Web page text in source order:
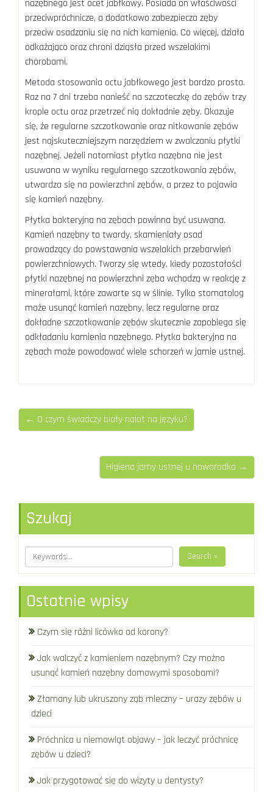
nazębnego jest ocet jabłkowy. Posiada on właściwości
przeciwpróchnicze, a dodatkowo zabezpiecza zęby
przeciw osadzaniu się na nich kamienia. Co więcej, działa
odkażająco oraz chroni dziąsła przed wszelakimi
chorobami.
Metoda stosowania octu jabłkowego jest bardzo prosta.
Raz na 7 dni trzeba nanieść na szczoteczkę do zębów trzy
krople octu oraz przetrzeć nią dokładnie zęby. Okazuje
się, że regularne szczotkowanie oraz nitkowanie zębów
jest najskuteczniejszym narzędziem w zwalczaniu płytki
nazębnej. Jeżeli natomiast płytka nazębna nie jest
usuwana w wyniku regularnego szczotkowania zębów,
utwardza się na powierzchni zębów, a przez to pojawia
się kamień nazębny.
Płytka bakteryjna na zębach powinna być usuwana.
Kamień nazębny to twardy, skamieniały osad
prowadzący do powstawania wszelakich przebarwień
powierzchniowych. Tworzy się wtedy, kiedy pozostałości
płytki nazębnej na powierzchni zęba wchodzą w reakcję z
minerałami, które zawarte są w ślinie. Tylko stomatolog
może usunąć kamień nazębny, lecz regularne oraz
dokładne szczotkowanie zębów skutecznie zapobiega się
odkładaniu kamienia nazębnego. Płytka bakteryjna na
zębach może powodować wiele schorzeń w jamie ustnej.
← O czym świadczy biały nalot na języku?
Higiena jamy ustnej u noworodka →
Szukaj
Search »
Ostatnie wpisy
Czym się różni licówka od korony?
Jak walczyć z kamieniem nazębnym? Czy można
usunąć kamień nazębny domowymi sposobami?
Złamany lub ukruszony ząb mleczny – urazy zębów u
dzieci
Próchnica u niemowląt objawy – jak leczyć próchnicę
zębów u dzieci?
Jak przygotować się do wizyty u dentysty?